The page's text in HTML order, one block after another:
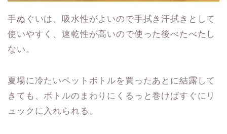
手ぬぐいは、吸水性がよいので手拭き汗拭きとして
使いやすく、速乾性が高いので使った後べたべたし
ない。
夏場に冷たいペットボトルを買ったあとに結露して
きても、ボトルのまわりにくるっと巻けばすぐにリ
ュックに入れられる。